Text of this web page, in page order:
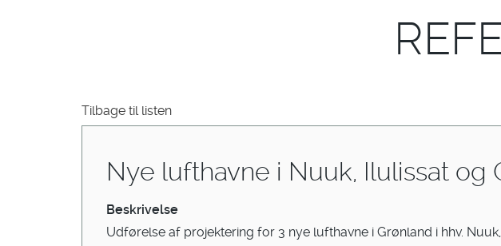
Tilbage til listen
Nye lufthavne i Nuuk, Ilulissat og
Beskrivelse
Udførelse af projektering for 3 nye lufthavne i Grønland i hhv.